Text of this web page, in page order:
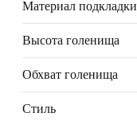
Материал подкладки
Высота голенища
Обхват голенища
Стиль